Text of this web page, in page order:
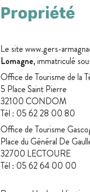
Propriété
Le site www.gers-
Lomagne, immatriculé
Office de Tourisme de la
5 Place Saint Pierre
32100 CONDOM
Tél : 05 62 28 00 80
Office de Tourisme
Place du Général De
32700 LECTOURE
Tél : 05 62 64 00 00